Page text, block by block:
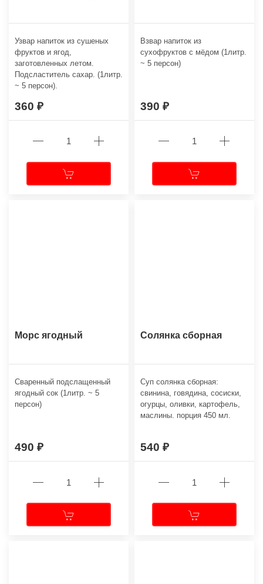
Узвар напиток из сушеных
фруктов и ягод,
заготовленных летом.
Подсластитель сахар. (1литр.
~ 5 персон).
360
Взвар напиток из
сухофруктов с мёдом (1литр.
~ 5 персон)
390
Морс ягодный
Сваренный подслащенный
ягодный сок (1литр. ~ 5
персон)
490
Солянка сборная
Суп cолянка сборная:
свинина, говядина, сосиски,
огурцы, оливки, картофель,
маслины. порция 450 мл.
540